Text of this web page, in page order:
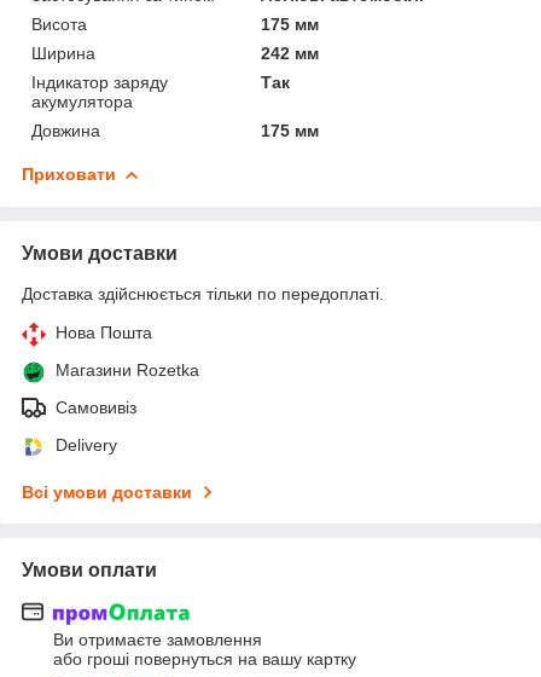
Висота
175 мм
Ширина
242 мм
Індикатор заряду
акумулятора
Так
Довжина 175 мм
Приховати
Умови доставки
Доставка здійснюється тільки по передоплаті.
Нова Пошта
Магазини Rozetka
Самовивіз
Delivery
Всі умови доставки
Умови оплати
Ви отримаєте замовлення
або гроші повернуться на вашу картку